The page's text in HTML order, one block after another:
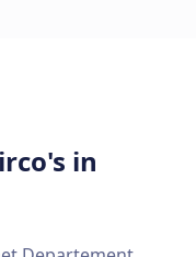
in